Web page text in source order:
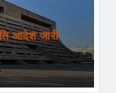
आदेश जारी